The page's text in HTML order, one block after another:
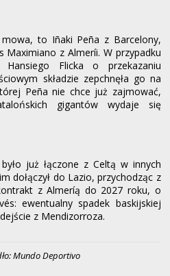
to Iñaki Peña z Barcelony,
Maximiano z Almeríi. W przypadku
Hansiego Flicka o przekazaniu
składzie zepchnęła go na
Peña nie chce już zajmować,
gigantów wydaje się
już łączone z Celtą w innych
dołączył do Lazio, przychodząc z
z Almeríą do 2027 roku, o
ewentualny spadek baskijskiej
z Mendizorroza.
Mundo Deportivo